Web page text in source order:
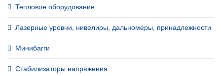
Тепловое оборудование
Лазерные уровни, нивелиры, дальномеры, принадлежности
Минибагги
Стабилизаторы напряжения